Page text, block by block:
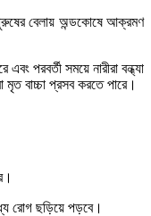
বেলায় অন্ডকোষে আক্রমণ
পরবর্তী সময়ে নারীরা বন্ধ্যা
বাচ্চা প্রসব করতে পারে।
রোগ ছড়িয়ে পড়বে।